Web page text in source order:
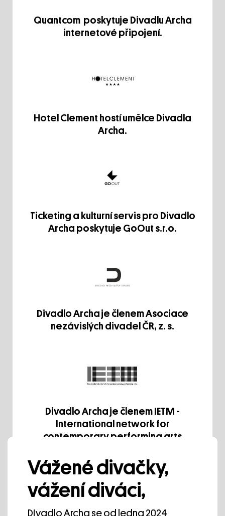
Vážené divačky,
vážení diváci,
Divadlo Archa se od ledna 2024
Quantcom poskytuje Divadlu Archa
internetové připojení.
Hotel Clement hostí umělce Divadla
Archa.
Ticketing a kulturní servis pro Divadlo
Archa poskytuje GoOut s.r.o.
Divadlo Archa je členem Asociace
nezávislých divadel ČR, z. s.
Divadlo Archa je členem IETM -
International network for
contemporary performing arts